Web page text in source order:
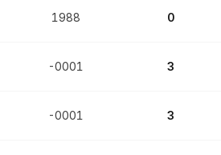
1988 0
-0001 3
-0001 3